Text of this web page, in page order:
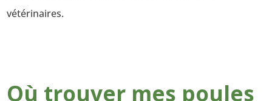
vétérinaires.
Où trouver mes poules